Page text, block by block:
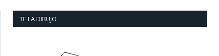
TE LA DIBUJO